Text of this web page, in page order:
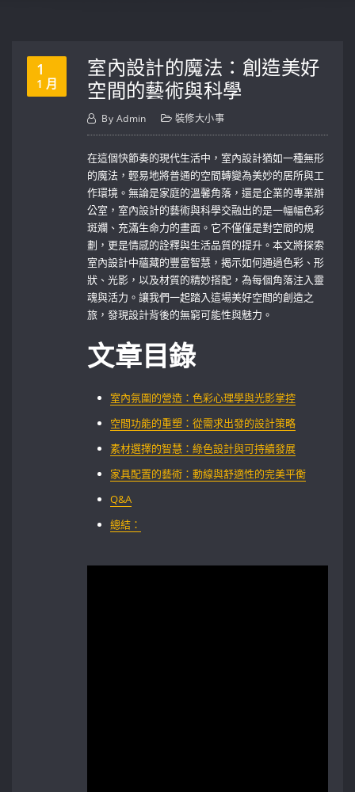
1
1 月
室內設計的魔法：創造美好
空間的藝術與科學
By Admin 裝修大小事
在這個快節奏的現代生活中，室內設計猶如一種無形
的魔法，輕易地將普通的空間轉變為美妙的居所與工
作環境。無論是家庭的溫馨角落，還是企業的專業辦
公室，室內設計的藝術與科學交融出的是一幅幅色彩
斑斕、充滿生命力的畫面。它不僅僅是對空間的規
劃，更是情感的詮釋與生活品質的提升。本文將探索
室內設計中蘊藏的豐富智慧，揭示如何通過色彩、形
狀、光影，以及材質的精妙搭配，為每個角落注入靈
魂與活力。讓我們一起踏入這場美好空間的創造之
旅，發現設計背後的無窮可能性與魅力。
文章目錄
室內氛圍的營造：色彩心理學與光影掌控
空間功能的重塑：從需求出發的設計策略
素材選擇的智慧：綠色設計與可持續發展
家具配置的藝術：動線與舒適性的完美平衡
Q&A
總結：